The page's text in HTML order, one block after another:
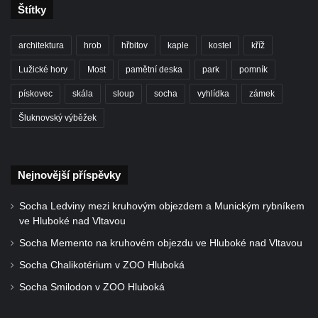
Štítky
architektura hrob hřbitov kaple kostel kříž
Lužické hory Most pamětní deska park pomník
pískovec skála sloup socha vyhlídka zámek
Šluknovský výběžek
Nejnovější příspěvky
Socha Ledviny mezi kruhovým objezdem a Munickým rybníkem
ve Hluboké nad Vltavou
Socha Memento na kruhovém objezdu ve Hluboké nad Vltavou
Socha Chalikotérium v ZOO Hluboká
Socha Smilodon v ZOO Hluboká